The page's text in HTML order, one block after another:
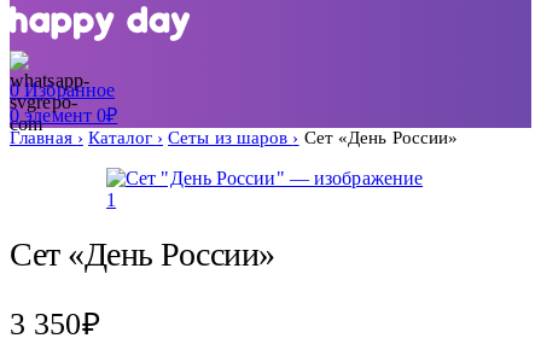
0Избранное
0элемент 0₽
Главная Каталог Сеты из шаров Сет «День России»
Сет «День России»
3 350₽